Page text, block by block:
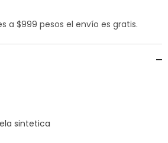
a $999 pesos el envío es gratis.
sintetica